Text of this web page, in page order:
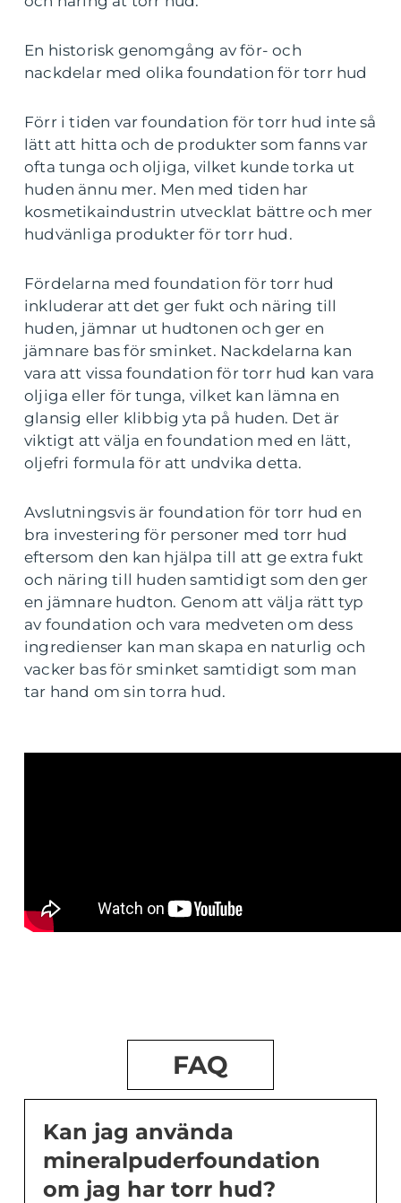
En historisk genomgång av för- och
nackdelar med olika foundation för torr hud
Förr i tiden var foundation för torr hud inte så
lätt att hitta och de produkter som fanns var
ofta tunga och oljiga, vilket kunde torka ut
huden ännu mer. Men med tiden har
kosmetikaindustrin utvecklat bättre och mer
hudvänliga produkter för torr hud.
Fördelarna med foundation för torr hud
inkluderar att det ger fukt och näring till
huden, jämnar ut hudtonen och ger en
jämnare bas för sminket. Nackdelarna kan
vara att vissa foundation för torr hud kan vara
oljiga eller för tunga, vilket kan lämna en
glansig eller klibbig yta på huden. Det är
viktigt att välja en foundation med en lätt,
oljefri formula för att undvika detta.
Avslutningsvis är foundation för torr hud en
bra investering för personer med torr hud
eftersom den kan hjälpa till att ge extra fukt
och näring till huden samtidigt som den ger
en jämnare hudton. Genom att välja rätt typ
av foundation och vara medveten om dess
ingredienser kan man skapa en naturlig och
vacker bas för sminket samtidigt som man
tar hand om sin torra hud.
FAQ
Kan jag använda
mineralpuderfoundation
om jag har torr hud?